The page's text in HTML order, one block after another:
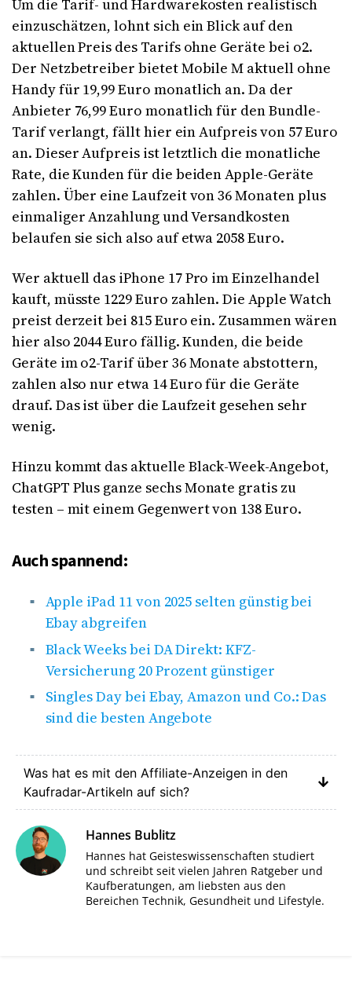
Um die Tarif- und Hardwarekosten realistisch
einzuschätzen, lohnt sich ein Blick auf den
aktuellen Preis des Tarifs ohne Geräte bei o2.
Der Netzbetreiber bietet Mobile M aktuell ohne
Handy für 19,99 Euro monatlich an. Da der
Anbieter 76,99 Euro monatlich für den Bundle-
Tarif verlangt, fällt hier ein Aufpreis von 57 Euro
an. Dieser Aufpreis ist letztlich die monatliche
Rate, die Kunden für die beiden Apple-Geräte
zahlen. Über eine Laufzeit von 36 Monaten plus
einmaliger Anzahlung und Versandkosten
belaufen sie sich also auf etwa 2058 Euro.
Wer aktuell das iPhone 17 Pro im Einzelhandel
kauft, müsste 1229 Euro zahlen. Die Apple Watch
preist derzeit bei 815 Euro ein. Zusammen wären
hier also 2044 Euro fällig. Kunden, die beide
Geräte im o2-Tarif über 36 Monate abstottern,
zahlen also nur etwa 14 Euro für die Geräte
drauf. Das ist über die Laufzeit gesehen sehr
wenig.
Hinzu kommt das aktuelle Black-Week-Angebot,
ChatGPT Plus ganze sechs Monate gratis zu
testen – mit einem Gegenwert von 138 Euro.
Auch spannend:
Apple iPad 11 von 2025 selten günstig bei
Ebay abgreifen
Black Weeks bei DA Direkt: KFZ-
Versicherung 20 Prozent günstiger
Singles Day bei Ebay, Amazon und Co.: Das
sind die besten Angebote
Was hat es mit den Affiliate-Anzeigen in den
Kaufradar-Artikeln auf sich?
Hannes Bublitz
Hannes hat Geisteswissenschaften studiert
und schreibt seit vielen Jahren Ratgeber und
Kaufberatungen, am liebsten aus den
Bereichen Technik, Gesundheit und Lifestyle.